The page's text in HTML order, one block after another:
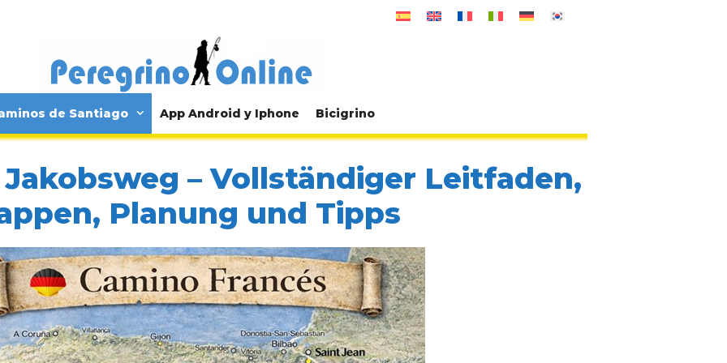
de Santiago App Android y Iphone Bicigrino
– Vollständiger Leitfaden,
Planung und Tipps